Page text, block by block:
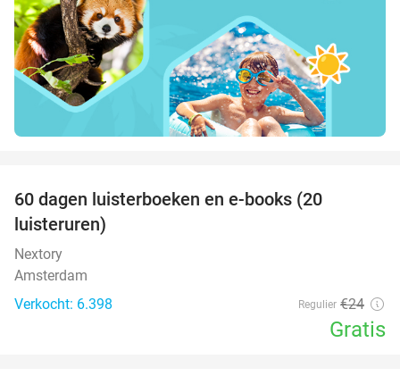
60 dagen luisterboeken en e-books (20
luisteruren)
Nextory
Amsterdam
Verkocht: 6.398
Regulier €24
Gratis